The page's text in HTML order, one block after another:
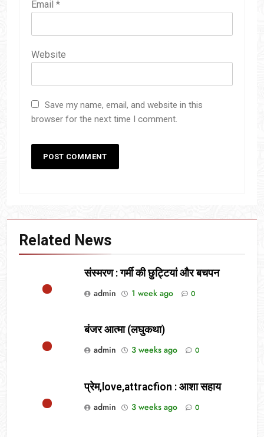
Email *
Website
Save my name, email, and website in this
browser for the next time I comment.
Related News
संस्मरण : गर्मी की छुट्टियां और बचपन
admin
1 week ago 0
बंजर आत्मा (लघुकथा)
admin
3 weeks ago 0
प्रेम,love,attracfion : आशा सहाय
admin
3 weeks ago 0